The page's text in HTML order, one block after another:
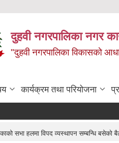
दुहवी नगरपालिका नगर
"दुहवी नगरपालिका विकासको
कार्यक्रम तथा परियोजना
सभा हलमा विपद व्यस्थापन सम्बन्धि बसेको